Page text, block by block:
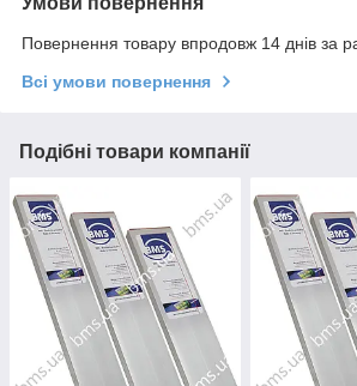
Повернення товару впродовж 14 днів за
Всі умови повернення
Подібні товари компанії